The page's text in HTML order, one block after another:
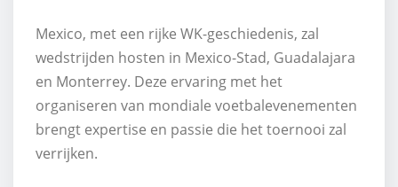
Mexico, met een rijke WK-geschiedenis, zal
wedstrijden hosten in Mexico-Stad, Guadalajara
en Monterrey. Deze ervaring met het
organiseren van mondiale voetbalevenementen
brengt expertise en passie die het toernooi zal
verrijken.